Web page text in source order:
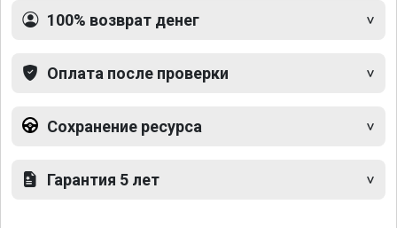
100% возврат денег
Оплата после проверки
Сохранение ресурса
Гарантия 5 лет